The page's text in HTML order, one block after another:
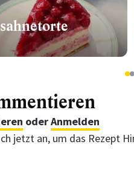
12
oderAnmelden
jetzt an, um das Rezept